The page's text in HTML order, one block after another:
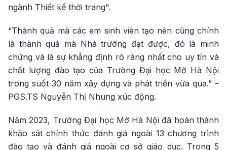
ngành Thiết kế thời trang".
“Thành quả mà các em sinh viên tạo nên cũng chính
là thành quả mà Nhà trường đạt được, đó là minh
chứng và là sự khẳng định rõ ràng nhất cho uy tín và
chất lượng đào tạo của Trường Đại học Mở Hà Nội
trong suốt 30 năm xây dựng và phát triển vừa qua.” –
PGS.TS Nguyễn Thị Nhung xúc động.
Năm 2023, Trường Đại học Mở Hà Nội đã hoàn thành
khảo sát chính thức đánh giá ngoài 13 chương trình
đào tạo và đánh giá ngoài cơ sở giáo dục. Trong 5